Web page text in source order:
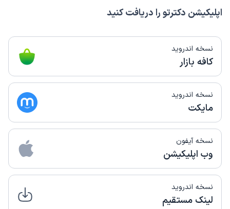
اپلیکیشن دکترتو را دریافت کنید
نسخه اندروید
کافه بازار
نسخه اندروید
مایکت
نسخه آیفون
وب اپلیکیشن
نسخه اندروید
لینک مستقیم